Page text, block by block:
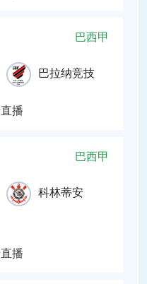
巴西甲
巴拉纳竞技
播
巴西甲
科林蒂安
播